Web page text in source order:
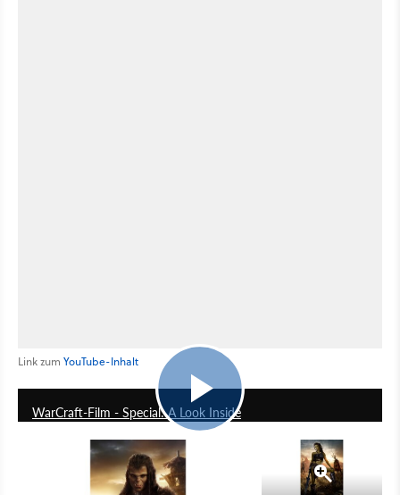
Link zum YouTube-Inhalt
WarCraft-Film - Special: A Look Inside